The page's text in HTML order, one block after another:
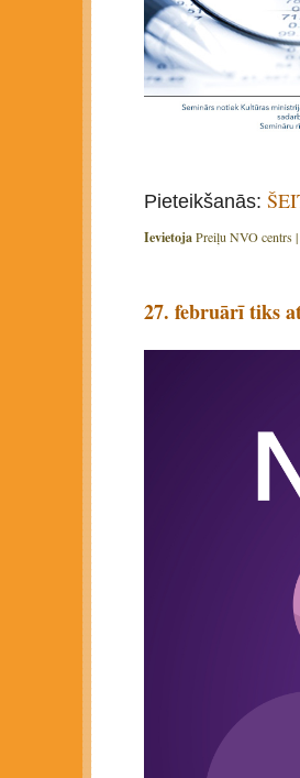
Pieteikšanās:
IevietojaPreiļu NVO centrs |
27. februārī tiks